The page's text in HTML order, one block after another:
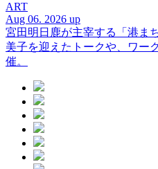
ART
Aug 06. 2026 up
宮田明日鹿が主宰する「港ま
美子を迎えたトークや、ワー
催。